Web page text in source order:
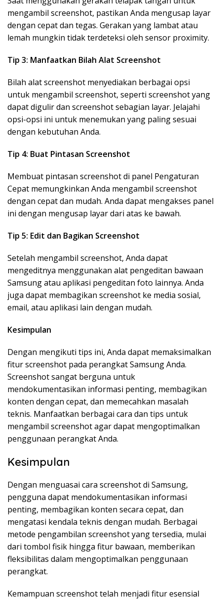
mengambil screenshot, pastikan Anda mengusap layar
dengan cepat dan tegas. Gerakan yang lambat atau
lemah mungkin tidak terdeteksi oleh sensor proximity.
Tip 3: Manfaatkan Bilah Alat Screenshot
Bilah alat screenshot menyediakan berbagai opsi
untuk mengambil screenshot, seperti screenshot yang
dapat digulir dan screenshot sebagian layar. Jelajahi
opsi-opsi ini untuk menemukan yang paling sesuai
dengan kebutuhan Anda.
Tip 4: Buat Pintasan Screenshot
Membuat pintasan screenshot di panel Pengaturan
Cepat memungkinkan Anda mengambil screenshot
dengan cepat dan mudah. Anda dapat mengakses panel
ini dengan mengusap layar dari atas ke bawah.
Tip 5: Edit dan Bagikan Screenshot
Setelah mengambil screenshot, Anda dapat
mengeditnya menggunakan alat pengeditan bawaan
Samsung atau aplikasi pengeditan foto lainnya. Anda
juga dapat membagikan screenshot ke media sosial,
email, atau aplikasi lain dengan mudah.
Kesimpulan
Dengan mengikuti tips ini, Anda dapat memaksimalkan
fitur screenshot pada perangkat Samsung Anda.
Screenshot sangat berguna untuk
mendokumentasikan informasi penting, membagikan
konten dengan cepat, dan memecahkan masalah
teknis. Manfaatkan berbagai cara dan tips untuk
mengambil screenshot agar dapat mengoptimalkan
penggunaan perangkat Anda.
Kesimpulan
Dengan menguasai cara screenshot di Samsung,
pengguna dapat mendokumentasikan informasi
penting, membagikan konten secara cepat, dan
mengatasi kendala teknis dengan mudah. Berbagai
metode pengambilan screenshot yang tersedia, mulai
dari tombol fisik hingga fitur bawaan, memberikan
fleksibilitas dalam mengoptimalkan penggunaan
perangkat.
Kemampuan screenshot telah menjadi fitur esensial